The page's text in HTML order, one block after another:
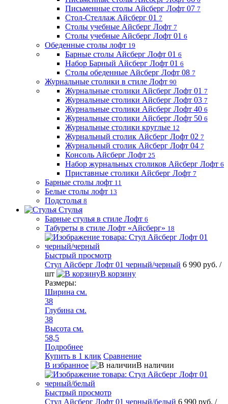
Письменные столы Айсберг Лофт 07 7
Стол-Стеллаж Айсберг 01 7
Столы учебные Айсберг Лофт 7
Столы учебные Айсберг Лофт 01 6
Обеденные столы лофт 19
Барные столы Айсберг Лофт 01 6
Набор Барный Айсберг Лофт 01 6
Столы обеденные Айсберг Лофт 08 7
Журнальные столики в стиле Лофт 90
Журнальные столики Айсберг Лофт 01 7
Журнальные столики Айсберг Лофт 03 7
Журнальные столики Айсберг Лофт 40 6
Журнальные столики Айсберг Лофт 50 6
Журнальные столики круглые 12
Журнальный столик Айсберг Лофт 02 7
Журнальный столик Айсберг Лофт 04 7
Консоль Айсберг Лофт 25
Набор журнальных столиков Айсберг Лофт 6
Приставные столики Айсберг Лофт 7
Барные столы лофт 11
Белые столы лофт 13
Подстолья 8
Стулья
Барные стулья в стиле Лофт 6
Табуреты в стиле Лофт «Айсберг» 18
Быстрый просмотр
Стул Айсберг Лофт 01 черный/черный 6 990 руб. /
шт
В корзину
Размеры:
Ширина см.
38
Глубина см.
38
Высота см.
58,5
Подробнее
Купить в 1 клик Сравнение
В избранное
В наличии
Быстрый просмотр
Стул Айсберг Лофт 01 черный/белый 6 990 руб. /